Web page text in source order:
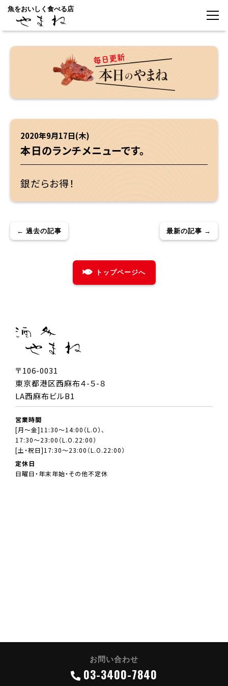
魚をおいしく食べる店
2020年9月17日(木)
本日のランチメニューです。
銀だらお得！
← 過去の記事 最新の記事 →
トップページへ
〒106-0031
東京都港区西麻布４-５-８
LA西麻布ビルB1
営業時間
[月～金]11:30～14:00（L.O）、
17:30～23:00（L.O.22:00）
[土・祝日]17:30～23:00（L.O.22:00）
定休日
日曜日・年末年始・その他不定休
お問い合わせ
03-3400-7840